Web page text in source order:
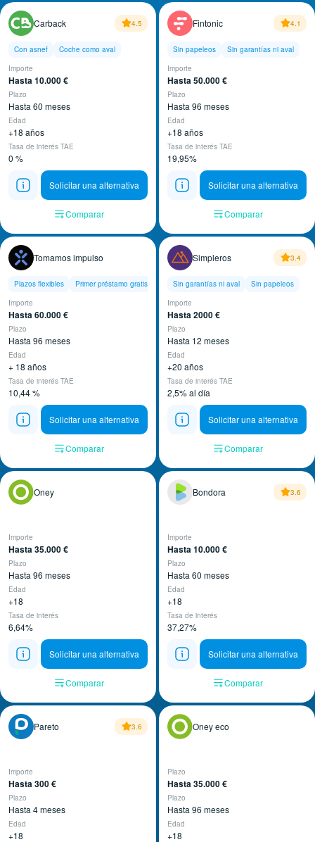
Carback 4.5
Con asnef
Coche como aval
Importe
Hasta 10.000 €
Plazo
Hasta 60 meses
Edad
+18 años
Tasa de interés TAE
0 %
Solicitar una alternativa
Comparar
Fintonic 4.1
Sin papeleos
Sin garantías ni aval
Importe
Hasta 50.000 €
Plazo
Hasta 96 meses
Edad
+18 años
Tasa de interés TAE
19,95%
Solicitar una alternativa
Comparar
Tomamos impulso
Plazos flexibles Primer préstamo gratis
Solicitud 100% online
Importe
Hasta 60.000 €
Plazo
Hasta 96 meses
Edad
+ 18 años
Tasa de interés TAE
10,44 %
Solicitar una alternativa
Comparar
Simpleros 3.4
Sin garantías ni aval
Sin papeleos
Importe
Hasta 2000 €
Plazo
Hasta 12 meses
Edad
+20 años
Tasa de interés TAE
2,5% al día
Solicitar una alternativa
Comparar
Oney
Importe
Hasta 35.000 €
Plazo
Hasta 96 meses
Edad
+18
Tasa de interés
6,64%
Solicitar una alternativa
Comparar
Bondora 3.6
Importe
Hasta 10.000 €
Plazo
Hasta 60 meses
Edad
+18
Tasa de interés
37,27%
Solicitar una alternativa
Comparar
Pareto 3.6
Importe
Hasta 300 €
Plazo
Hasta 4 meses
Edad
+18
Oney eco
Plazo
Hasta 35.000 €
Plazo
Hasta 96 meses
Edad
+18